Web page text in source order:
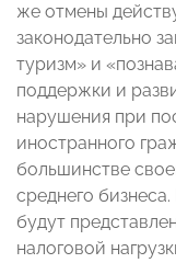
же отмены
законодательно
туризм» и
поддержки и
нарушения при
иностранного
большинстве
среднего
будут
налоговой